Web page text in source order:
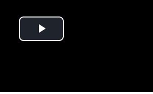
Play Video